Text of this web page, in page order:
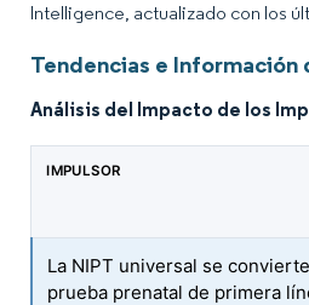
Intelligence, actualizado con los
Tendencias e Información
Análisis del Impacto de los
IMPULSOR
La NIPT universal se
prueba prenatal de primera